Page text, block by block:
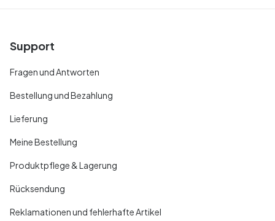
Support
Fragen und Antworten
Bestellung und Bezahlung
Lieferung
Meine Bestellung
Produktpflege & Lagerung
Rücksendung
Reklamationen und fehlerhafte Artikel